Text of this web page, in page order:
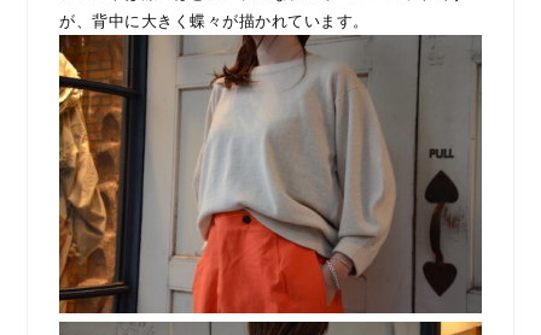
が、背中に大きく蝶々が描かれています。